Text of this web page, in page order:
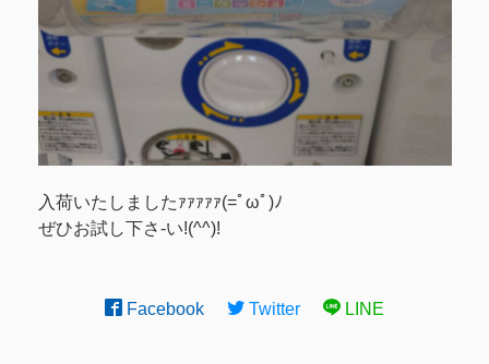
入荷いたしましたｧｧｧｧｧ(=ﾟωﾟ)ﾉ
ぜひお試し下さ-い!(^^)!
Facebook Twitter LINE